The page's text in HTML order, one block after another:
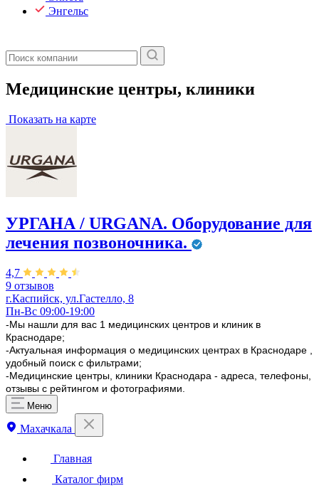
Энгельс
Медицинские центры, клиники
Показать на карте
УРГАНА / URGANA. Оборудование для
лечения позвоночника.
4,7
9 отзывов
г.Каспийск, ул.Гастелло, 8
Пн-Вс 09:00-19:00
-Мы нашли для вас 1 медицинских центров и клиник в
Краснодаре;
-Актуальная информация о медицинских центрах в Краснодаре ,
удобный поиск с фильтрами;
-Медицинские центры, клиники Краснодара - адреса, телефоны,
отзывы с рейтингом и фотографиями.
Меню
Махачкала
Главная
Каталог фирм